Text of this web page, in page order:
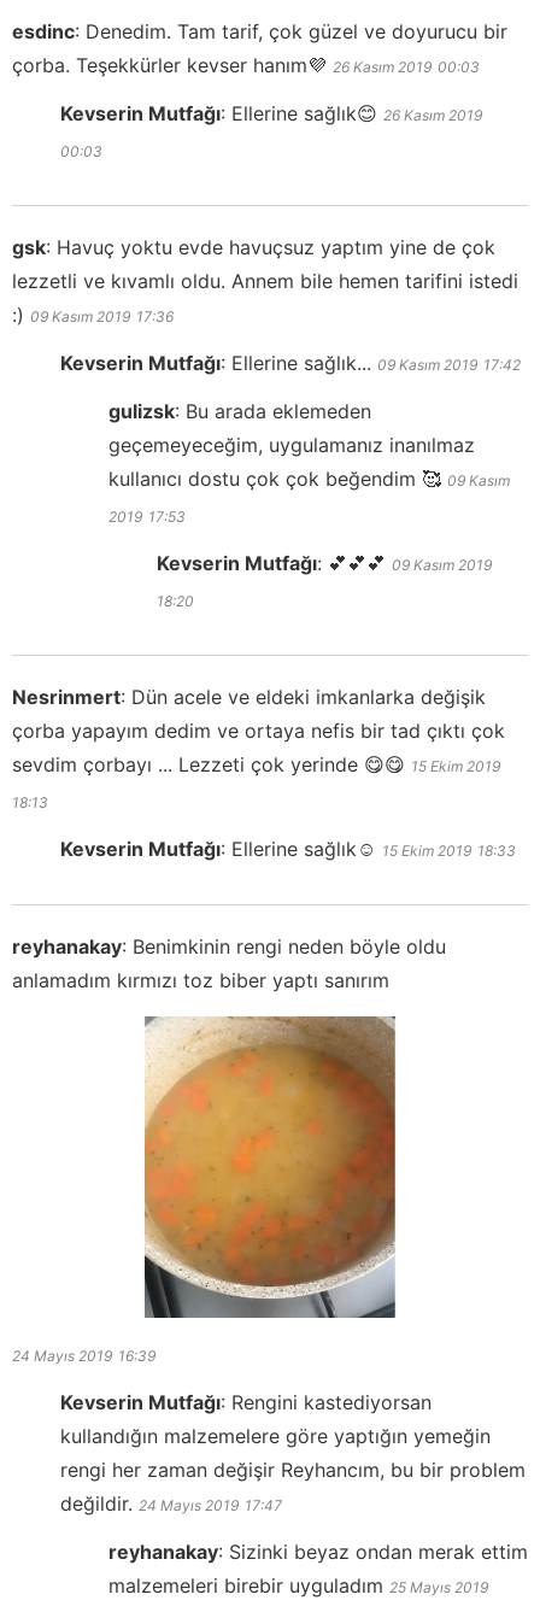
esdinc: Denedim. Tam tarif, çok güzel ve doyurucu bir
çorba. Teşekkürler kevser hanım💜 26 Kasım 2019 00:03
Kevserin Mutfağı: Ellerine sağlık😊 26 Kasım 2019
00:03
gsk: Havuç yoktu evde havuçsuz yaptım yine de çok
lezzetli ve kıvamlı oldu. Annem bile hemen tarifini istedi
:) 09 Kasım 2019 17:36
Kevserin Mutfağı: Ellerine sağlık... 09 Kasım 2019 17:42
gulizsk: Bu arada eklemeden
geçemeyeceğim, uygulamanız inanılmaz
kullanıcı dostu çok çok beğendim 🥰 09 Kasım
2019 17:53
Kevserin Mutfağı: 💕💕💕 09 Kasım 2019
18:20
Nesrinmert: Dün acele ve eldeki imkanlarka değişik
çorba yapayım dedim ve ortaya nefis bir tad çıktı çok
sevdim çorbayı ... Lezzeti çok yerinde 😋😋 15 Ekim 2019
18:13
Kevserin Mutfağı: Ellerine sağlık☺️ 15 Ekim 2019 18:33
reyhanakay: Benimkinin rengi neden böyle oldu
anlamadım kırmızı toz biber yaptı sanırım
24 Mayıs 2019 16:39
Kevserin Mutfağı: Rengini kastediyorsan
kullandığın malzemelere göre yaptığın yemeğin
rengi her zaman değişir Reyhancım, bu bir problem
değildir. 24 Mayıs 2019 17:47
reyhanakay: Sizinki beyaz ondan merak ettim
malzemeleri birebir uyguladım 25 Mayıs 2019